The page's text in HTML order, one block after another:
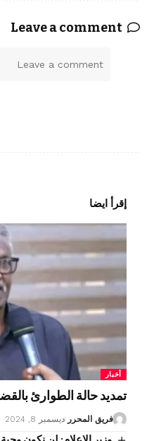
Leave a comment
إقرأ ايضا
أخبار
تمديد حالة الطوارئ
فريق المحرر ديسمبر 8, 2024